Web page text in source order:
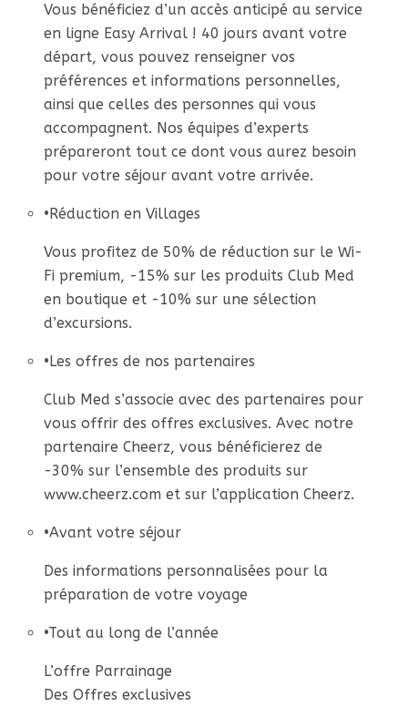
Vous bénéficiez d’un accès anticipé au service
en ligne Easy Arrival ! 40 jours avant votre
départ, vous pouvez renseigner vos
préférences et informations personnelles,
ainsi que celles des personnes qui vous
accompagnent. Nos équipes d’experts
prépareront tout ce dont vous aurez besoin
pour votre séjour avant votre arrivée.
•Réduction en Villages
Vous profitez de 50% de réduction sur le Wi-
Fi premium, -15% sur les produits Club Med
en boutique et -10% sur une sélection
d’excursions.
•Les offres de nos partenaires
Club Med s’associe avec des partenaires pour
vous offrir des offres exclusives. Avec notre
partenaire Cheerz, vous bénéficierez de
-30% sur l’ensemble des produits sur
www.cheerz.com et sur l’application Cheerz.
•Avant votre séjour
Des informations personnalisées pour la
préparation de votre voyage
•Tout au long de l’année
L’offre Parrainage
Des Offres exclusives